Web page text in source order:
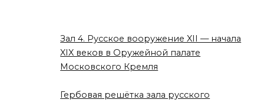
Зал 4. Русское вооружение XII — начала
XIX веков в Оружейной палате
Московского Кремля
Гербовая решётка зала русского